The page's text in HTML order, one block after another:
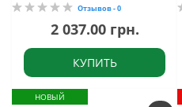
Отзывов - 0
2 037.00 грн.
КУПИТЬ
НОВЫЙ